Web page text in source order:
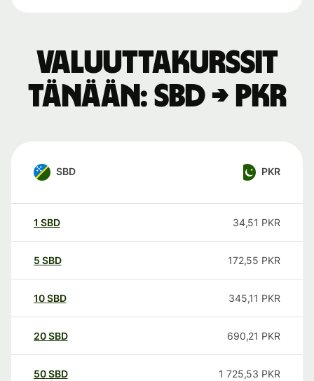
Valuuttakurssit
tänään: SBD → PKR
SBD PKR
1 SBD 34,51 PKR
5 SBD 172,55 PKR
10SBD 345,11 PKR
20SBD 690,21 PKR
50SBD 1 725,53 PKR